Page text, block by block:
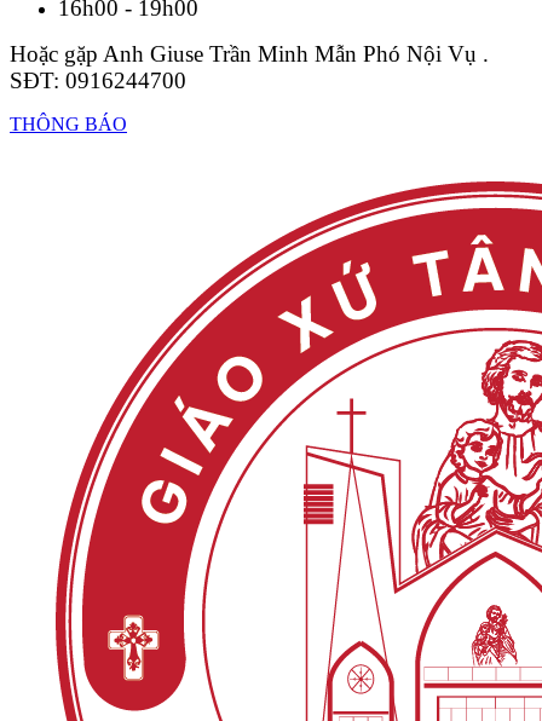
16h00 - 19h00
Hoặc gặp Anh Giuse Trần Minh Mẫn Phó Nội Vụ .
SĐT: 0916244700
THÔNG BÁO